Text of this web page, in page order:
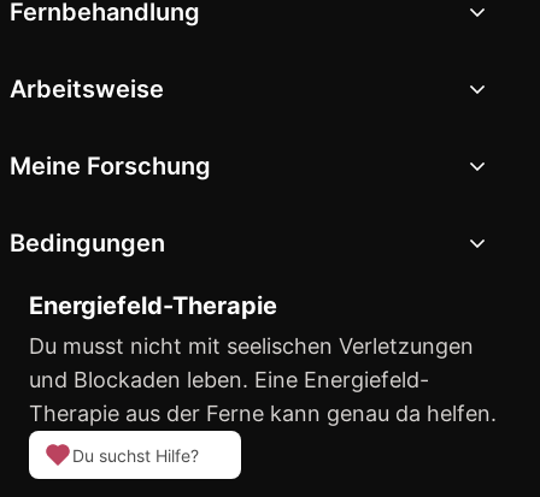
Fernbehandlung
Arbeitsweise
Meine Forschung
Bedingungen
Energiefeld-Therapie
Du musst nicht mit seelischen Verletzungen
und Blockaden leben. Eine Energiefeld-
Therapie aus der Ferne kann genau da helfen.
Du suchst Hilfe?